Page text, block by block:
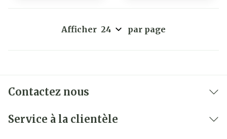
Afficher par page
Contactez nous
Service à la clientèle